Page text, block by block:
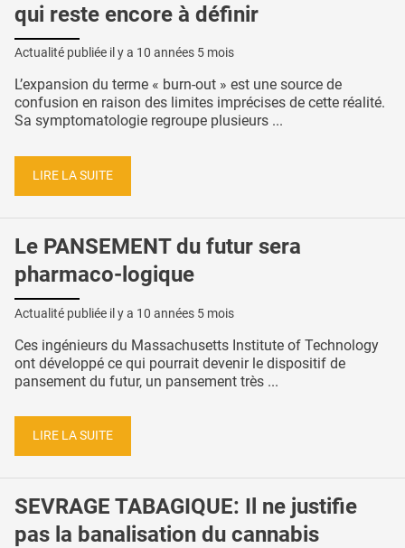
qui reste encore à définir
Actualité publiée il y a 10 années 5 mois
L’expansion du terme « burn-out » est une source de
confusion en raison des limites imprécises de cette réalité.
Sa symptomatologie regroupe plusieurs ...
LIRE LA SUITE
Le PANSEMENT du futur sera
pharmaco-logique
Actualité publiée il y a 10 années 5 mois
Ces ingénieurs du Massachusetts Institute of Technology
ont développé ce qui pourrait devenir le dispositif de
pansement du futur, un pansement très ...
LIRE LA SUITE
SEVRAGE TABAGIQUE: Il ne justifie
pas la banalisation du cannabis